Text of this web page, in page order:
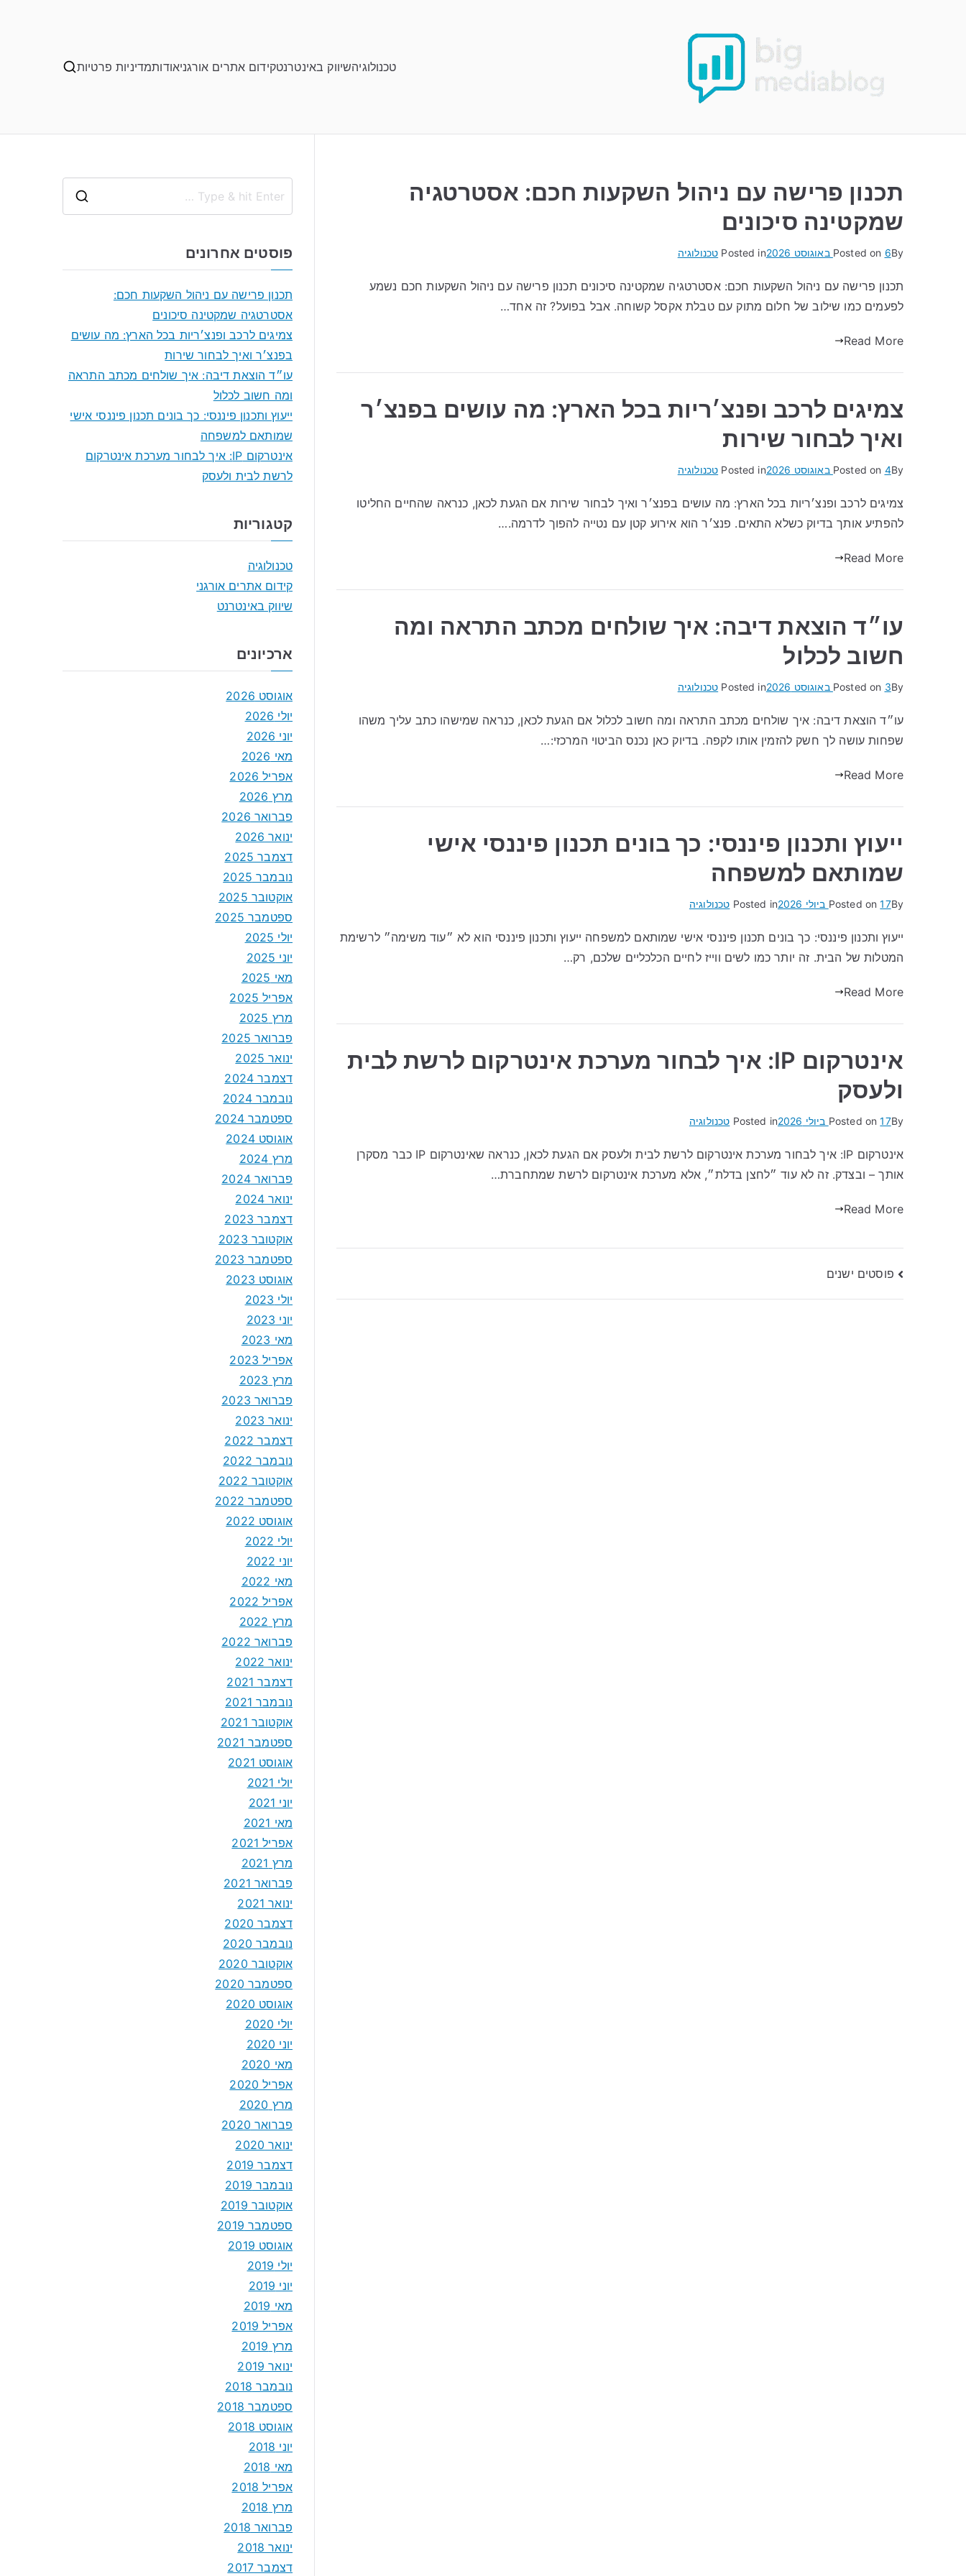
טכנולוגיהשיווק באינטרנטקידום אתרים אורגניאודותמדיניות פרטיות
תכנון פרישה עם ניהול השקעות חכם: אסטרטגיה
שמקטינה סיכונים
By
Posted on 6 באוגוסט 2026 Posted in טכנולוגיה
תכנון פרישה עם ניהול השקעות חכם: אסטרטגיה שמקטינה סיכונים תכנון פרישה עם ניהול השקעות חכם נשמע
לפעמים כמו שילוב של חלום מתוק עם טבלת אקסל קשוחה. אבל בפועל? זה אחד…
Read More
צמיגים לרכב ופנצ׳ריות בכל הארץ: מה עושים בפנצ׳ר
ואיך לבחור שירות
By
Posted on 4 באוגוסט 2026 Posted in טכנולוגיה
צמיגים לרכב ופנצ׳ריות בכל הארץ: מה עושים בפנצ׳ר ואיך לבחור שירות אם הגעת לכאן, כנראה שהחיים החליטו
להפתיע אותך בדיוק כשלא התאים. פנצ׳ר הוא אירוע קטן עם נטייה להפוך לדרמה.…
Read More
עו״ד הוצאת דיבה: איך שולחים מכתב התראה ומה
חשוב לכלול
By
Posted on 3 באוגוסט 2026 Posted in טכנולוגיה
עו״ד הוצאת דיבה: איך שולחים מכתב התראה ומה חשוב לכלול אם הגעת לכאן, כנראה שמישהו כתב עליך משהו
שפחות עושה לך חשק להזמין אותו לקפה. בדיוק כאן נכנס הביטוי המרכזי:…
Read More
ייעוץ ותכנון פיננסי: כך בונים תכנון פיננסי אישי
שמותאם למשפחה
By
Posted on17 ביולי 2026 Posted in טכנולוגיה
ייעוץ ותכנון פיננסי: כך בונים תכנון פיננסי אישי שמותאם למשפחה ייעוץ ותכנון פיננסי הוא לא ״עוד משימה״ לרשימת
המטלות של הבית. זה יותר כמו לשים ווייז לחיים הכלכליים שלכם, רק…
Read More
אינטרקום IP: איך לבחור מערכת אינטרקום לרשת לבית
ולעסק
By
Posted on17 ביולי 2026 Posted in טכנולוגיה
אינטרקום IP: איך לבחור מערכת אינטרקום לרשת לבית ולעסק אם הגעת לכאן, כנראה שאינטרקום IP כבר מסקרן
אותך – ובצדק. זה לא עוד ״לחצן בדלת״, אלא מערכת אינטרקום לרשת שמתחברת…
Read More
ניווט
פוסטים ישנים
פוסטים אחרונים
תכנון פרישה עם ניהול השקעות חכם:
אסטרטגיה שמקטינה סיכונים
צמיגים לרכב ופנצ׳ריות בכל הארץ: מה עושים
בפנצ׳ר ואיך לבחור שירות
עו״ד הוצאת דיבה: איך שולחים מכתב התראה
ומה חשוב לכלול
ייעוץ ותכנון פיננסי: כך בונים תכנון פיננסי אישי
שמותאם למשפחה
אינטרקום IP: איך לבחור מערכת אינטרקום
לרשת לבית ולעסק
קטגוריות
טכנולוגיה
קידום אתרים אורגני
שיווק באינטרנט
ארכיונים
אוגוסט 2026
יולי 2026
יוני 2026
מאי 2026
אפריל 2026
מרץ 2026
פברואר 2026
ינואר 2026
דצמבר 2025
נובמבר 2025
אוקטובר 2025
ספטמבר 2025
יולי 2025
יוני 2025
מאי 2025
אפריל 2025
מרץ 2025
פברואר 2025
ינואר 2025
דצמבר 2024
נובמבר 2024
ספטמבר 2024
אוגוסט 2024
מרץ 2024
פברואר 2024
ינואר 2024
דצמבר 2023
אוקטובר 2023
ספטמבר 2023
אוגוסט 2023
יולי 2023
יוני 2023
מאי 2023
אפריל 2023
מרץ 2023
פברואר 2023
ינואר 2023
דצמבר 2022
נובמבר 2022
אוקטובר 2022
ספטמבר 2022
אוגוסט 2022
יולי 2022
יוני 2022
מאי 2022
אפריל 2022
מרץ 2022
פברואר 2022
ינואר 2022
דצמבר 2021
נובמבר 2021
אוקטובר 2021
ספטמבר 2021
אוגוסט 2021
יולי 2021
יוני 2021
מאי 2021
אפריל 2021
מרץ 2021
פברואר 2021
ינואר 2021
דצמבר 2020
נובמבר 2020
אוקטובר 2020
ספטמבר 2020
אוגוסט 2020
יולי 2020
יוני 2020
מאי 2020
אפריל 2020
מרץ 2020
פברואר 2020
ינואר 2020
דצמבר 2019
נובמבר 2019
אוקטובר 2019
ספטמבר 2019
אוגוסט 2019
יולי 2019
יוני 2019
מאי 2019
אפריל 2019
מרץ 2019
ינואר 2019
נובמבר 2018
ספטמבר 2018
אוגוסט 2018
יוני 2018
מאי 2018
אפריל 2018
מרץ 2018
פברואר 2018
ינואר 2018
דצמבר 2017